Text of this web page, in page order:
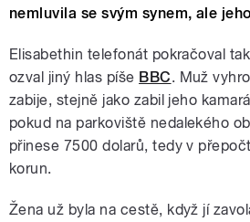
nemluvila se svým synem, ale
Elisabethin telefonát pokračoval
ozval jiný hlas píše BBC. Muž
zabije, stejně jako zabil jeho
pokud na parkoviště nedalekého
přinese 7500 dolarů, tedy v
korun.
Žena už byla na cestě, když jí